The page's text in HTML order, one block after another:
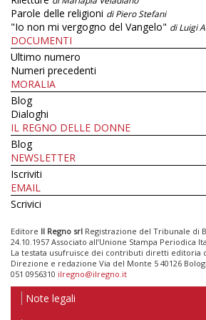
Parole delle religioni di Piero Stefani
"Io non mi vergogno del Vangelo" di Luigi
DOCUMENTI
Ultimo numero
Numeri precedenti
MORALIA
Blog
Dialoghi
IL REGNO DELLE DONNE
Blog
NEWSLETTER
Iscriviti
EMAIL
Scrivici
Editore Il Regno srl Registrazione del Tribunale di
24.10.1957 Associato all’Unione Stampa Periodica
La testata usufruisce dei contributi diretti editoria
Direzione e redazione Via del Monte 5 40126
051 0956310 ilregno@ilregno.it
Note legali